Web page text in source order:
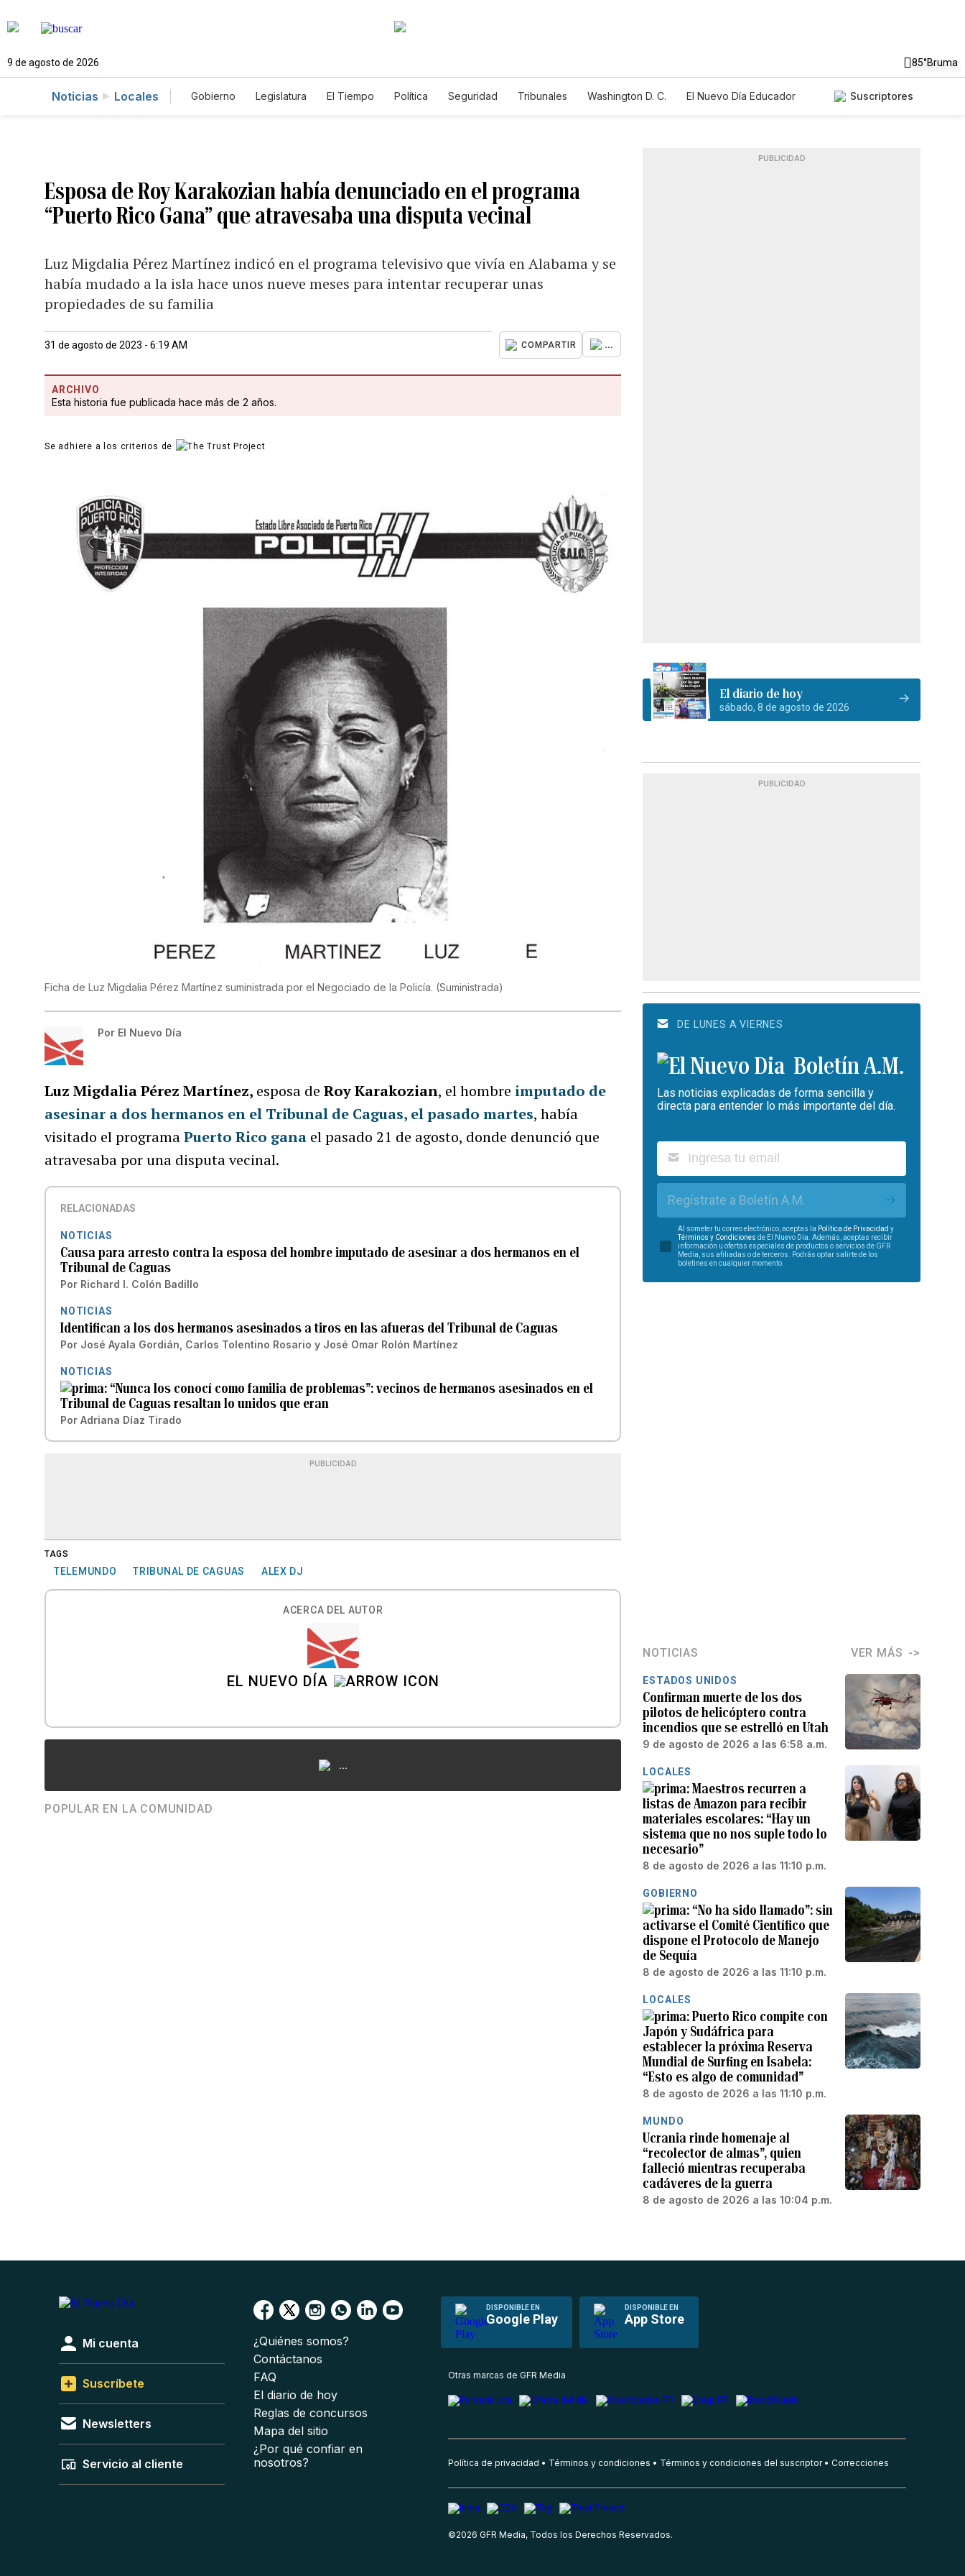
9 de agosto de 2026 85°Bruma
Noticias Locales Gobierno Legislatura El Tiempo Política Seguridad Tribunales Washington D. C.
El Nuevo Día Educador
Suscriptores
Esposa de Roy Karakozian había denunciado en el programa
“Puerto Rico Gana” que atravesaba una disputa vecinal
Luz Migdalia Pérez Martínez indicó en el programa televisivo que vivía en Alabama y se
había mudado a la isla hace unos nueve meses para intentar recuperar unas
propiedades de su familia
31 de agosto de 2023 - 6:19 AM COMPARTIR ...
ARCHIVO
Esta historia fue publicada hace más de 2 años.
Se adhiere a los criterios de
Ficha de Luz Migdalia Pérez Martínez suministrada por el Negociado de la Policía. (Suministrada)
Por El Nuevo Día
Luz Migdalia Pérez Martínez, esposa deRoy Karakozian, el hombre imputado de
asesinar a dos hermanos en el Tribunal de Caguas, el pasado martes, había
visitado el programaPuerto Rico gana el pasado 21 de agosto, donde denunció que
atravesaba por una disputa vecinal.
RELACIONADAS
NOTICIAS
Causa para arresto contra la esposa del hombre imputado de asesinar a dos hermanos en el
Tribunal de Caguas
Por Richard I. Colón Badillo
NOTICIAS
Identifican a los dos hermanos asesinados a tiros en las afueras del Tribunal de Caguas
Por José Ayala Gordián, Carlos Tolentino Rosario y José Omar Rolón Martínez
NOTICIAS
“Nunca los conocí como familia de problemas”: vecinos de hermanos asesinados en el
Tribunal de Caguas resaltan lo unidos que eran
Por Adriana Díaz Tirado
PUBLICIDAD
TAGS
TELEMUNDO TRIBUNAL DE CAGUAS ALEX DJ
ACERCA DEL AUTOR
EL NUEVO DÍA
...
POPULAR EN LA COMUNIDAD
PUBLICIDAD
El diario de hoy
sábado, 8 de agosto de 2026
PUBLICIDAD
DE LUNES A VIERNES
Boletín A.M.
Las noticias explicadas de forma sencilla y
directa para entender lo más importante del día.
Regístrate a Boletín A.M.
Al someter tu correo electrónico, aceptas la Política de Privacidad y
Términos y Condiciones de El Nuevo Día. Además, aceptas recibir
información u ofertas especiales de productos o servicios de GFR
Media, sus afiliadas o de terceros. Podrás optar salirte de los
boletines en cualquier momento.
NOTICIAS VER MÁS
ESTADOS UNIDOS
Confirman muerte de los dos
pilotos de helicóptero contra
incendios que se estrelló en Utah
9 de agosto de 2026 a las 6:58 a.m.
LOCALES
Maestros recurren a
listas de Amazon para recibir
materiales escolares: “Hay un
sistema que no nos suple todo lo
necesario”
8 de agosto de 2026 a las 11:10 p.m.
GOBIERNO
“No ha sido llamado”: sin
activarse el Comité Científico que
dispone el Protocolo de Manejo
de Sequía
8 de agosto de 2026 a las 11:10 p.m.
LOCALES
Puerto Rico compite con
Japón y Sudáfrica para
establecer la próxima Reserva
Mundial de Surfing en Isabela:
“Esto es algo de comunidad”
8 de agosto de 2026 a las 11:10 p.m.
MUNDO
Ucrania rinde homenaje al
“recolector de almas”, quien
falleció mientras recuperaba
cadáveres de la guerra
8 de agosto de 2026 a las 10:04 p.m.
DISPONIBLE EN
Google Play
DISPONIBLE EN
App Store
Mi cuenta
Suscríbete
Newsletters
Servicio al cliente
¿Quiénes somos?
Contáctanos
FAQ
El diario de hoy
Reglas de concursos
Mapa del sitio
¿Por qué confiar en
nosotros?
Otras marcas de GFR Media
Política de privacidad Términos y condiciones Términos y condiciones del suscriptor Correcciones
©2026 GFR Media, Todos los Derechos Reservados.